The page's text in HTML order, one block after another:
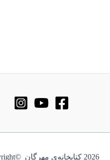
2026 کتابخانه‌ی مهرگان ©Copyright